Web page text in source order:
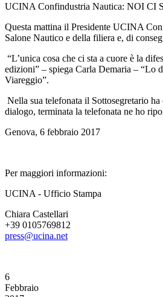
UCINA Confindustria Nautica: NOI
Questa mattina il Presidente UCINA
Salone Nautico e della filiera e, di
“L’unica cosa che ci sta a cuore è la
edizioni” – spiega Carla Demaria – “Lo
Viareggio”.
Nella sua telefonata il Sottosegretario
dialogo, terminata la telefonata ne ho
Genova, 6 febbraio 2017
Per maggiori informazioni:
UCINA - Ufficio Stampa
Chiara Castellari
+39 0105769812
press@ucina.net
6
Febbraio